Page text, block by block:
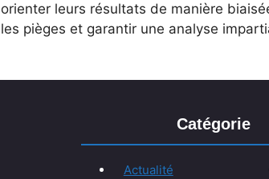
orienter leurs résultats de manière
les pièges et garantir une analyse
Catégorie
Actualité